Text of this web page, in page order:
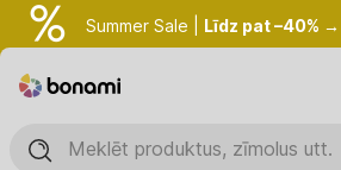
Summer Sale | Līdz pat –40% →